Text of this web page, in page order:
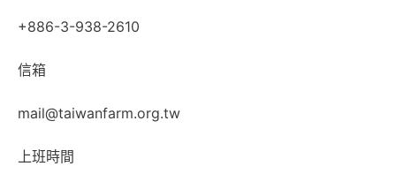
+886-3-938-2610
信箱
mail@taiwanfarm.org.tw
上班時間